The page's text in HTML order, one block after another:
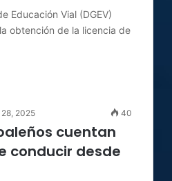
Educación Vial (DGEV)
obtención de la licencia de
2025 40
cuentan
conducir desde